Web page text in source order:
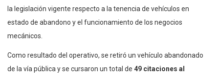
la legislación vigente respecto a la tenencia de vehículos en
estado de abandono y el funcionamiento de los negocios
mecánicos.
Como resultado del operativo, se retiró un vehículo abandonado
de la vía pública y se cursaron un total de 49 citaciones al